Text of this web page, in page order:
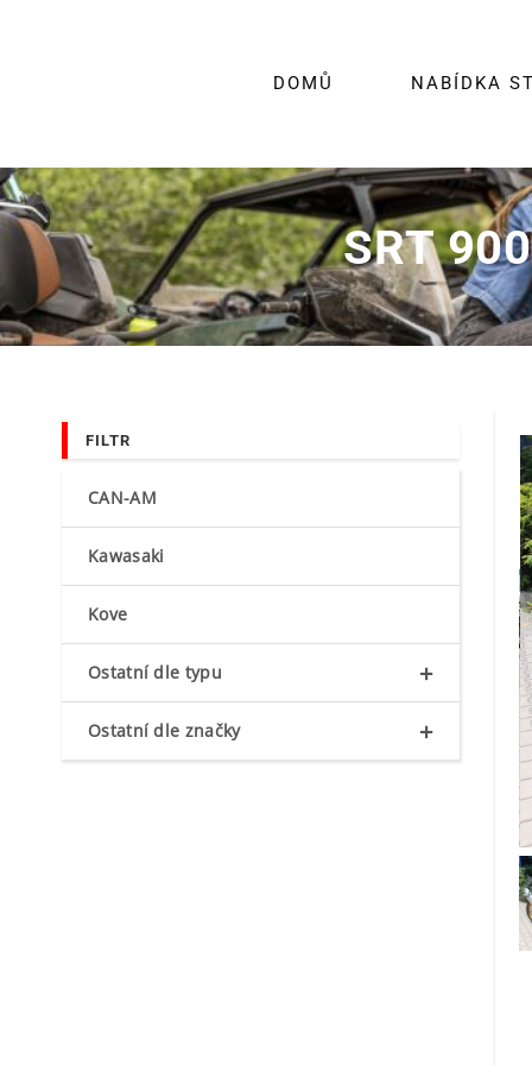
DOMŮ NABÍDKA
SRT
FILTR
CAN-AM
Kawasaki
Kove
+
Ostatní dle typu
+
Ostatní dle značky